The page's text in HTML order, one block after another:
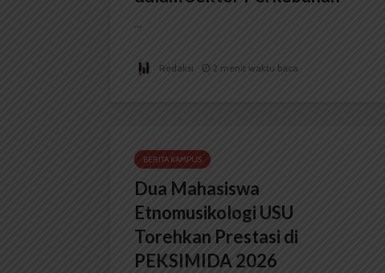
...
Redaksi 2 menit waktu baca
BERITA KAMPUS
Dua Mahasiswa
Etnomusikologi USU
Torehkan Prestasi di
PEKSIMIDA 2026